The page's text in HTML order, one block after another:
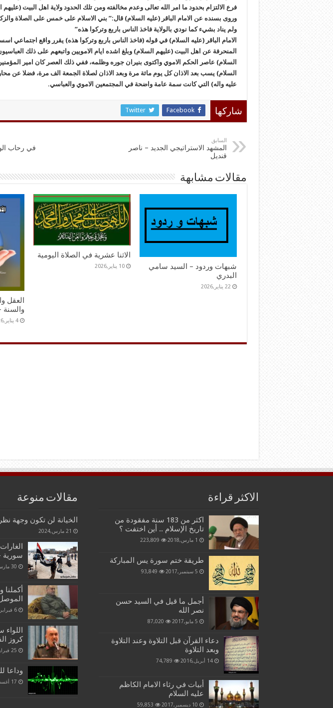
فرع الالتزام بحدود ما امر الله تعالى وعدم مخالفته ومن تلك الحدود ولاية اهل البيت (عليهم
وروى بسنده عن الامام الباقر (عليه السلام) قال:” بني الاسلام على خمس على الصلاة
ولم يناد بشيء كما نودي بالولاية فاخذ الناس باربع وتركوا هذه”
الامام الباقر (عليه السلام) في قوله (فاخذ الناس باربع وتركوا هذه) يقرر واقع اجتماعي
المنحرفة عن اهل البيت (عليهم السلام) وبلغ اشده ايام الامويين واتبعهم على ذلك
السلام) عاصر الحكم الاموي واكتوى بنيران جوره وظلمه، ففي ذلك العصر كان امير
السلام) يسب بعد الاذان كل يوم مائة مرة وبعد الاذان لصلاة الجمعة الف مرة، فضلا عن
عليه واله) التي كانت سمة عامة واضحة في المجتمعين الاموي والعباسي.
شاركها Facebook
Twitter
السابق
المشهد الاستراتيجي الجديد – ناصر
قنديل
في رحاب
مقالات مشابهة
شبهات وردود – السيد سامي
البدري
22 يناير,2026
الاثنا عشرية في الصلاة اليومية
10 يناير,2026
العقل
4 يناير,2026
الاكثر قراءة
اكثر من 183 سنة مفقودة من
تاريخ الإسلام .. أين اختفت ؟
1 مارس,2018 223,809
طريقة ختم سورة يس المباركة
5 سبتمبر,2017 93,849
أجمل ما قيل في السيد حسن
نصر الله
5 مايو,2017 87,020
دعاء القرآن قبل التلاوة وعند التلاوة
وبعد التلاوة
14 أبريل,2016 74,789
أبيات في رثاء الامام الكاظم
عليه السلام
10 ديسمبر,2017 59,853
مقالات منوعة
الخيانة لن تكون وجهة
21 مارس,2024
سورية
30 مارس,2015
6 فبراير,2016
كروز
25 فبراير,2023
وداعا
17 أغسطس,2014